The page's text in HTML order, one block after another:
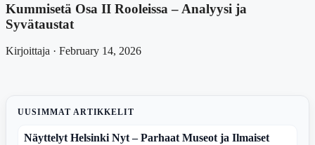
Kummisetä Osa II Rooleissa – Analyysi ja
Syvätaustat
Kirjoittaja · February 14, 2026
UUSIMMAT ARTIKKELIT
Näyttelyt Helsinki Nyt – Parhaat Museot ja Ilmaiset